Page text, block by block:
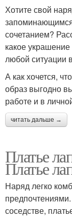
Хотите свой
сочетанием?
какое
любой ситуации
А как хочется,
образ выгодно
работе и в
читать дальше →
Платье
Платье
Наряд легко
соседстве,